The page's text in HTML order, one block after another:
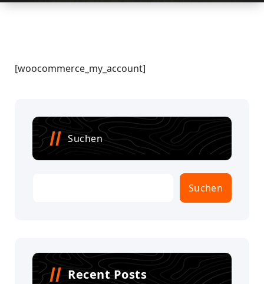
[woocommerce_my_account]
Suchen
Suchen
Recent Posts